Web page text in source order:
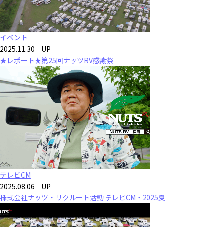
イベント
2025.11.30 UP
★レポート★第25回ナッツRV感謝祭
テレビCM
2025.08.06 UP
株式会社ナッツ・リクルート活動 テレビCM・2025夏